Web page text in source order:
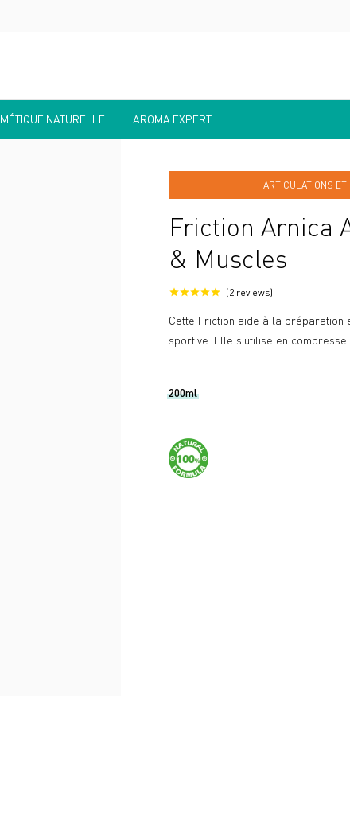
NATURELLE AROMA EXPERT
ARTICULATIONS ET
Friction Arnica
& Muscles
2 reviews
Cette Friction aide à la préparation
sportive. Elle s'utilise en
200ml